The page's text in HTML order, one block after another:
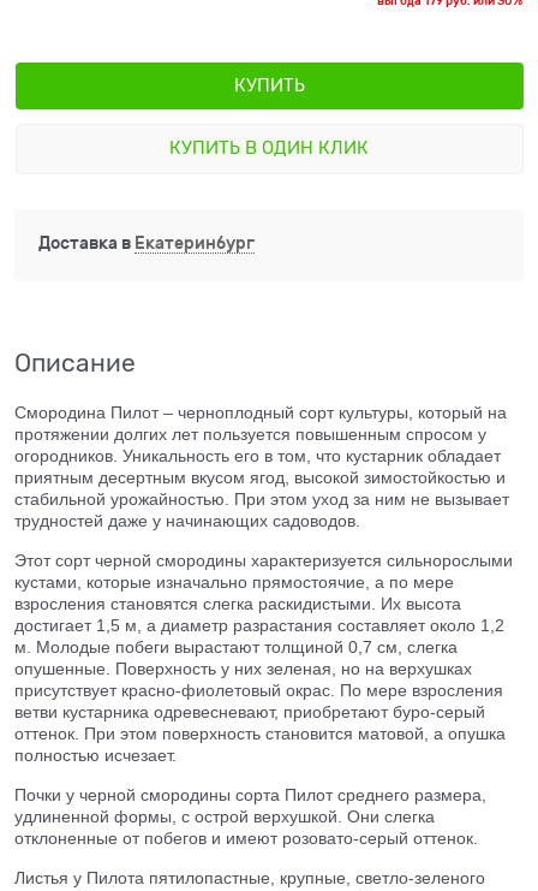
КУПИТЬ
КУПИТЬ В ОДИН КЛИК
Доставка в Екатеринбург
Описание
Смородина Пилот – черноплодный сорт культуры, который на
протяжении долгих лет пользуется повышенным спросом у
огородников. Уникальность его в том, что кустарник обладает
приятным десертным вкусом ягод, высокой зимостойкостью и
стабильной урожайностью. При этом уход за ним не вызывает
трудностей даже у начинающих садоводов.
Этот сорт черной смородины характеризуется сильнорослыми
кустами, которые изначально прямостоячие, а по мере
взросления становятся слегка раскидистыми. Их высота
достигает 1,5 м, а диаметр разрастания составляет около 1,2
м. Молодые побеги вырастают толщиной 0,7 см, слегка
опушенные. Поверхность у них зеленая, но на верхушках
присутствует красно-фиолетовый окрас. По мере взросления
ветви кустарника одревесневают, приобретают буро-серый
оттенок. При этом поверхность становится матовой, а опушка
полностью исчезает.
Почки у черной смородины сорта Пилот среднего размера,
удлиненной формы, с острой верхушкой. Они слегка
отклоненные от побегов и имеют розовато-серый оттенок.
Листья у Пилота пятилопастные, крупные, светло-зеленого